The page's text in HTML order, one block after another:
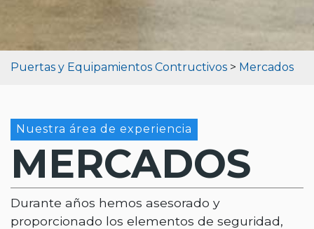
Puertas y Equipamientos Contructivos > Mercados
Nuestra área de experiencia
MERCADOS
Durante años hemos asesorado y
proporcionado los elementos de seguridad,